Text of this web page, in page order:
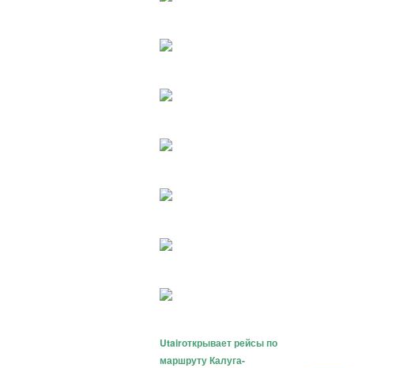
Utairоткрывает рейсы по
маршруту Калуга-